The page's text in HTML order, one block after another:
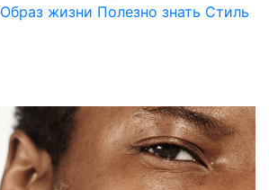
Образ жизни Полезно знать Стиль